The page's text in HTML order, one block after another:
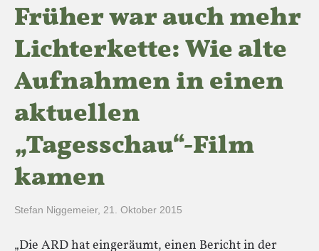
Früher war auch mehr
Lichterkette: Wie alte
Aufnahmen in einen
aktuellen
„Tagesschau“-Film
kamen
Stefan Niggemeier, 21. Oktober 2015
„Die ARD hat eingeräumt, einen Bericht in der